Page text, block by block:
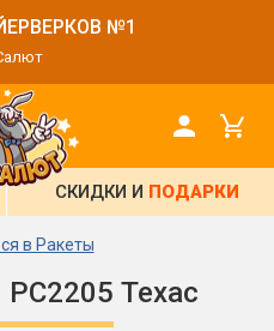
№1
СКИДКИ И ПОДАРКИ
в Ракеты
Техас